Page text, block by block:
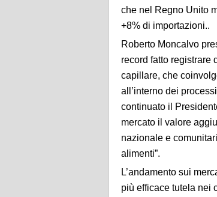
che nel Regno Unito
+8% di importazioni..
Roberto Moncalvo
record fatto registrare
capillare, che
all’interno dei
continuato il
mercato il valore
nazionale e
alimenti”.
L’andamento sui
più efficace tutela nei